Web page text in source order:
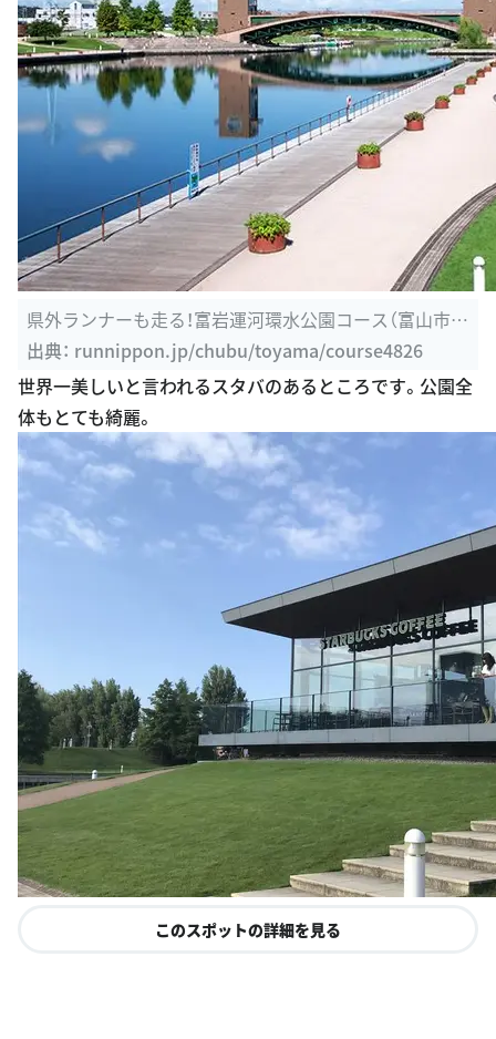
県外ランナーも走る！富岩運河環水公園コース（富山市） |
富山 | 中部 ...
出典： runnippon.jp/chubu/toyama/course4826
世界一美しいと言われるスタバのあるところです。公園全
体もとても綺麗。
このスポットの詳細を見る